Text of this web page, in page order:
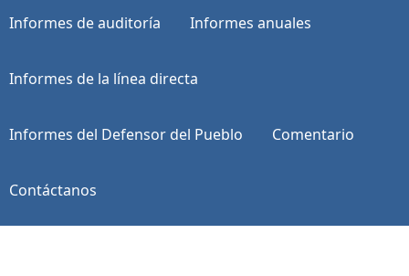
Informes de auditoría Informes anuales
Informes de la línea directa
Informes del Defensor del Pueblo Comentario
Contáctanos